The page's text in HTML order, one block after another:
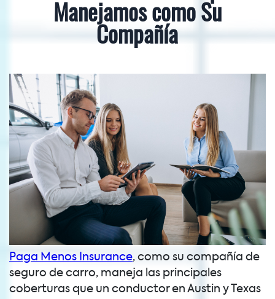
Manejamos como Su
Compañía
Paga Menos Insurance, como su compañía de
seguro de carro, maneja las principales
coberturas que un conductor en Austin y Texas